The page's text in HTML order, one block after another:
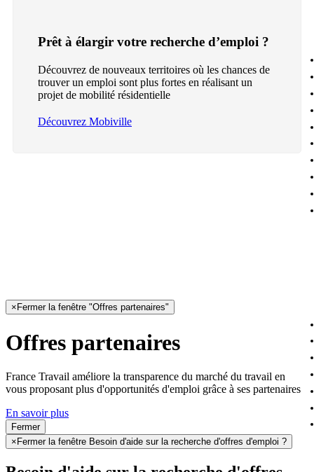
Prêt à élargir votre recherche d’emploi ?
Découvrez de nouveaux territoires où les chances de
trouver un emploi sont plus fortes en réalisant un
projet de mobilité résidentielle
Découvrez Mobiville
× Fermer la fenêtre "Offres partenaires"
Offres partenaires
France Travail améliore la transparence du marché du travail en
vous proposant plus d'opportunités d'emploi grâce à ses partenaires
En savoir plus
Fermer
× Fermer la fenêtre Besoin d'aide sur la recherche d'offres d'emploi ?